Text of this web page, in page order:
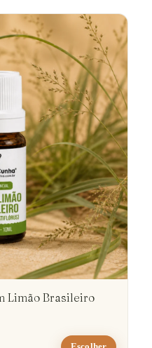
Limão Brasileiro